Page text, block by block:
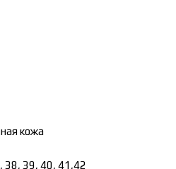
кожа
38, 39, 40, 41,42